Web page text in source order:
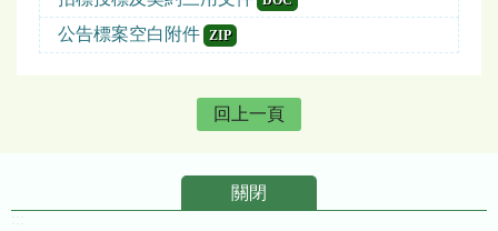
公告標案空白附件 ZIP
回上一頁
關閉